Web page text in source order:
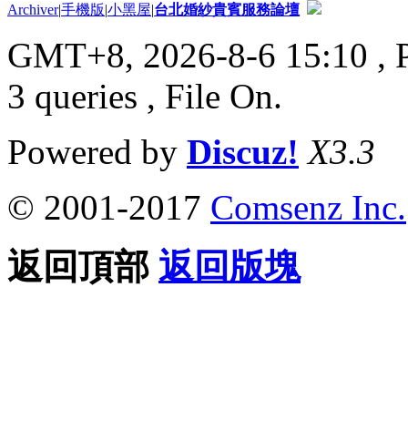
Archiver|手機版|小黑屋|台北婚紗貴賓服務論壇
GMT+8, 2026-8-6 15:10 ,
3 queries , File On.
Powered by Discuz! X3.3
© 2001-2017 Comsenz Inc.
返回頂部 返回版塊